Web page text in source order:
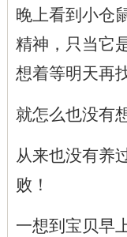
晚上看到小仓
精神，只当它
想着等明天再
就怎么也没有
从来也没有养
败！
一想到宝贝早